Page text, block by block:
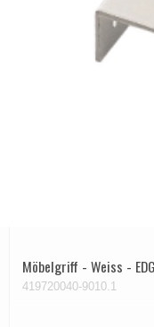
Möbelgriff - Weiss -
419720040-9010.1